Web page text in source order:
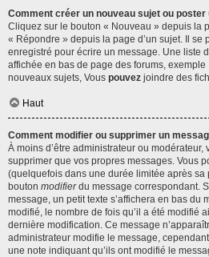
Comment créer un nouveau sujet ou poster
Cliquez sur le bouton « Nouveau » depuis la
« Répondre » depuis la page d’un sujet. Il se
enregistré pour écrire un message. Une liste
affichée en bas de page des forums, exemple
nouveaux sujets, Vous pouvez joindre des
Haut
Comment modifier ou supprimer un
À moins d’être administrateur ou
supprimer que vos propres messages. Vous
(quelquefois dans une durée limitée après
bouton modifierdu message correspondant.
message, un petit texte s’affichera en bas du
modifié, le nombre de fois qu’il a été modifié
dernière modification. Ce message
administrateur modifie le message,
une note indiquant qu’ils ont modifié le